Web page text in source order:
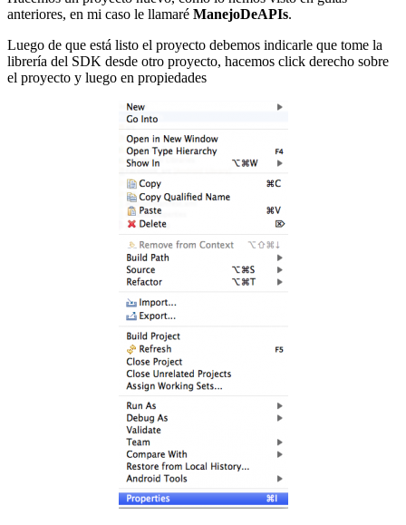
anteriores, en mi caso le llamaré ManejoDeAPIs.
Luego de que está listo el proyecto debemos indicarle que tome la
librería del SDK desde otro proyecto, hacemos click derecho sobre
el proyecto y luego en propiedades